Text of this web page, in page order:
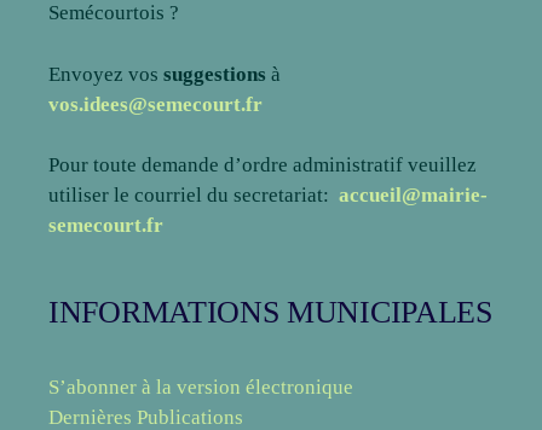
Semécourtois ?
Envoyez vos suggestions à
vos.idees@semecourt.fr
Pour toute demande d’ordre administratif veuillez
utiliser le courriel du secretariat: accueil@mairie-
semecourt.fr
INFORMATIONS MUNICIPALES
S’abonner à la version électronique
Dernières Publications